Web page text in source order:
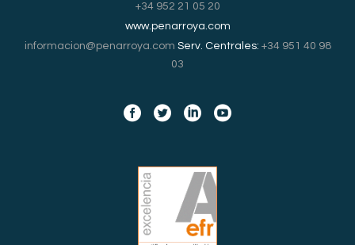
+34 952 21 05 20
www.penarroya.com
informacion@penarroya.com Serv. Centrales: +34 951 40 98
03